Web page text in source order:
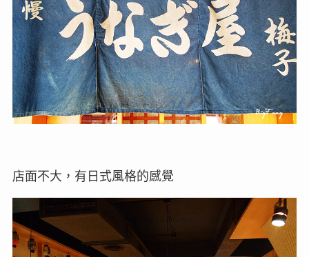
店面不大，有日式風格的感覺